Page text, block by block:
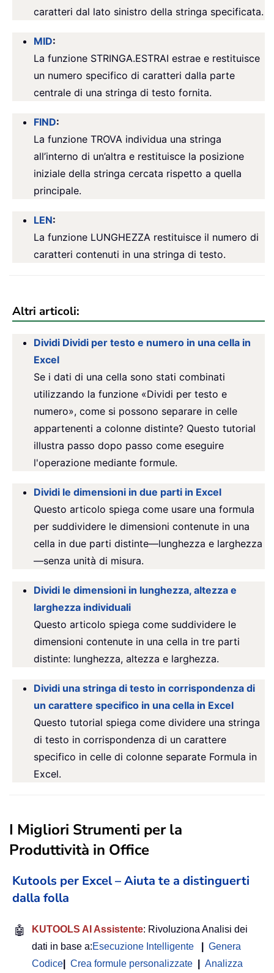
caratteri dal lato sinistro della stringa specificata.
MID:
La funzione STRINGA.ESTRAI estrae e restituisce
un numero specifico di caratteri dalla parte
centrale di una stringa di testo fornita.
FIND:
La funzione TROVA individua una stringa
all’interno di un’altra e restituisce la posizione
iniziale della stringa cercata rispetto a quella
principale.
LEN:
La funzione LUNGHEZZA restituisce il numero di
caratteri contenuti in una stringa di testo.
Altri articoli:
Dividi Dividi per testo e numero in una cella in
Excel
Se i dati di una cella sono stati combinati
utilizzando la funzione «Dividi per testo e
numero», come si possono separare in celle
appartenenti a colonne distinte? Questo tutorial
illustra passo dopo passo come eseguire
l'operazione mediante formule.
Dividi le dimensioni in due parti in Excel
Questo articolo spiega come usare una formula
per suddividere le dimensioni contenute in una
cella in due parti distinte—lunghezza e larghezza
—senza unità di misura.
Dividi le dimensioni in lunghezza, altezza e
larghezza individuali
Questo articolo spiega come suddividere le
dimensioni contenute in una cella in tre parti
distinte: lunghezza, altezza e larghezza.
Dividi una stringa di testo in corrispondenza di
un carattere specifico in una cella in Excel
Questo tutorial spiega come dividere una stringa
di testo in corrispondenza di un carattere
specifico in celle di colonne separate Formula in
Excel.
I Migliori Strumenti per la
Produttività in Office
Kutools per Excel – Aiuta te a distinguerti
dalla folla
🤖 KUTOOLS AI Assistente: Rivoluziona Analisi dei
dati in base a:Esecuzione Intelligente
Genera
Codice
Crea formule personalizzate
Analizza